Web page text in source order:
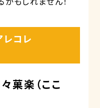
レコレ
菓楽（ここ